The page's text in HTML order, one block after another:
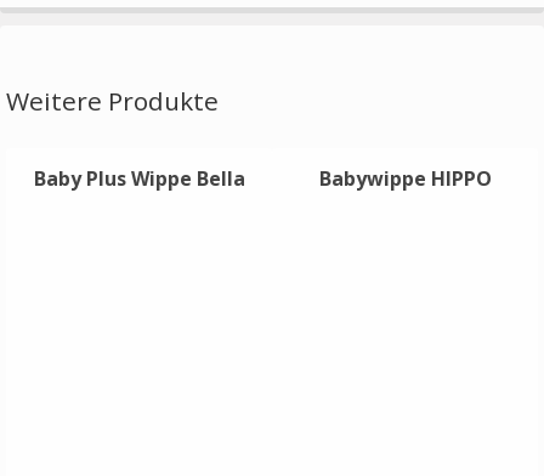
Weitere Produkte
Baby Plus Wippe Bella Babywippe HIPPO